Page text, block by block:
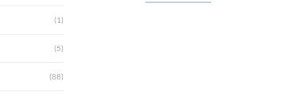
(1)
(5)
(88)